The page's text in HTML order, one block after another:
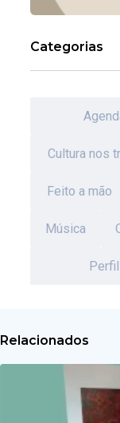
Categorias
Cultura nos
Feito a mão
Música
Perfil
Relacionados